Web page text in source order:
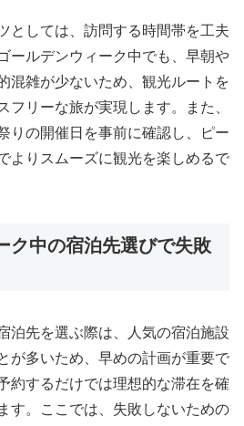
としては、訪問する時間帯を工夫
ールデンウィーク中でも、早朝や
混雑が少ないため、観光ルートを
フリーな旅が実現します。また、
りの開催日を事前に確認し、ピー
よりスムーズに観光を楽しめるで
ク中の宿泊先選びで失敗
泊先を選ぶ際は、人気の宿泊施設
が多いため、早めの計画が重要で
約するだけでは理想的な滞在を確
す。ここでは、失敗しないための